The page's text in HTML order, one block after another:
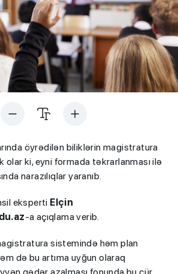
öyrədilən biliklərin magistratura
olar ki, eyni formada təkrarlanması ilə
narazılıqlar yaranıb.
eksperti Elçin
-a açıqlama verib.
sistemində həm plan
də bu artıma uyğun olaraq